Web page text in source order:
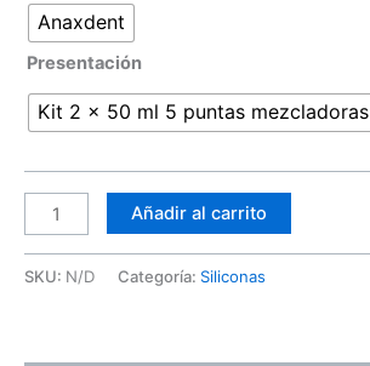
Anaxdent
Presentación
Kit 2 x 50 ml 5 puntas mezcladoras
Añadir al carrito
SKU: N/D Categoría: Siliconas